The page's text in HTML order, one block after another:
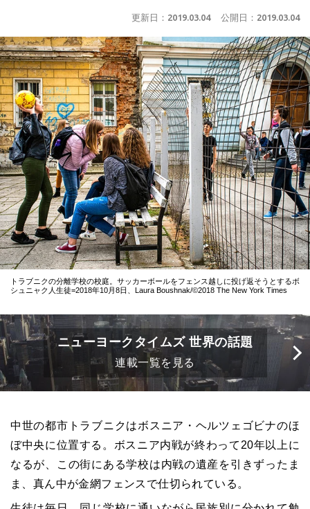
更新日： 2019.03.04 公開日： 2019.03.04
トラブニクの分離学校の校庭。サッカーボールをフェンス越しに投げ返そうとするボ
シュニャク人生徒=2018年10月8日、Laura Boushnak/©2018 The New York Times
ニューヨークタイムズ 世界の話題
連載一覧を見る
中世の都市トラブニクはボスニア・ヘルツェゴビナのほ
ぼ中央に位置する。ボスニア内戦が終わって20年以上に
なるが、この街にある学校は内戦の遺産を引きずったま
ま、真ん中が金網フェンスで仕切られている。